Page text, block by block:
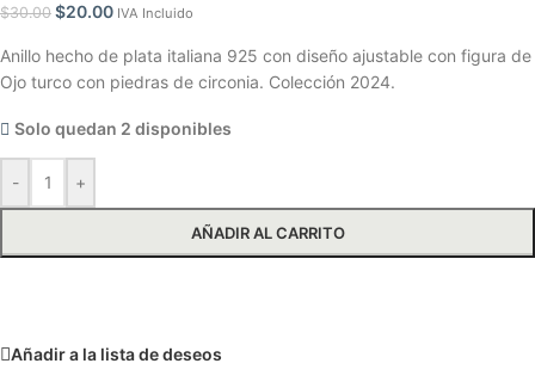
$30.00 $20.00 IVA Incluido
Anillo hecho de plata italiana 925 con diseño ajustable con figura de
Ojo turco con piedras de circonia. Colección 2024.
Solo quedan 2 disponibles
- +
AÑADIR AL CARRITO
Añadir a la lista de deseos